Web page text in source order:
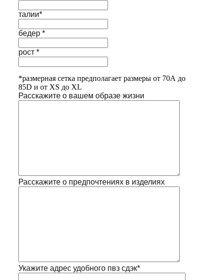
талии*
бедер *
рост *
*размерная сетка предполагает размеры от 70А до
85D и от XS до XL
Расскажите о вашем образе жизни
Расскажите о предпочтениях в изделиях
Укажите адрес удобного пвз сдэк*